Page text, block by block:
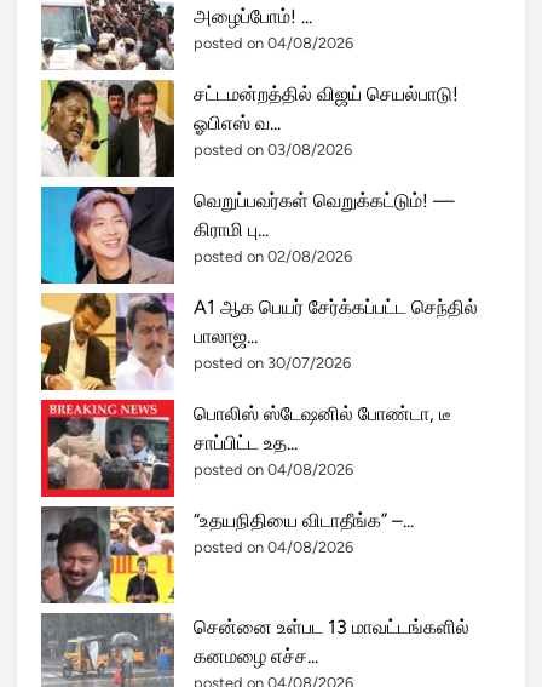
அழைப்போம்! ...
posted on 04/08/2026
சட்டமன்றத்தில் விஜய் செயல்பாடு!
ஓபிஎஸ் வ...
posted on 03/08/2026
வெறுப்பவர்கள் வெறுக்கட்டும்! —
கிராமி பு...
posted on 02/08/2026
A1 ஆக பெயர் சேர்க்கப்பட்ட செந்தில்
பாலாஜ...
posted on 30/07/2026
பொலிஸ் ஸ்டேஷனில் போண்டா, டீ
சாப்பிட்ட உத...
posted on 04/08/2026
“உதயநிதியை விடாதீங்க” –...
posted on 04/08/2026
சென்னை உள்பட 13 மாவட்டங்களில்
கனமழை எச்ச...
posted on 04/08/2026